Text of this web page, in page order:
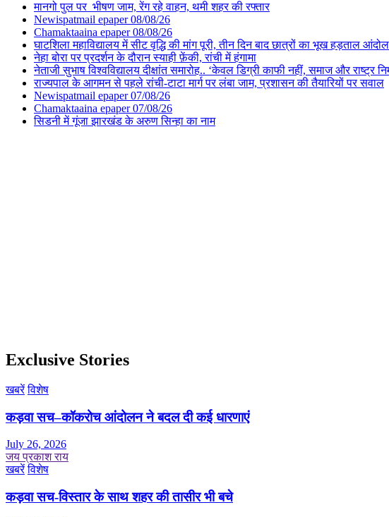
मानगो पुल पर भीषण जाम, रेंग रहे वाहन, थमी शहर की रफ्तार
Newispatmail epaper 08/08/26
Chamaktaaina epaper 08/08/26
घाटशिला महाविद्यालय में सीट वृद्धि की मांग पूरी, तीन दिन बाद छात्रों का भूख हड़ताल
नेहा बोरा पर प्रदर्शन के दौरान स्याही फ़ेंकी, रांची में हंगामा
नेताजी सुभाष विश्वविद्यालय दीक्षांत समारोह.. ‘केवल डिग्री काफी नहीं, समाज और राष्ट्र
राज्यपाल के आगमन से पहले रांची-टाटा मार्ग पर लंबा जाम, प्रशासन की तैयारियों पर सवाल
Newispatmail epaper 07/08/26
Chamaktaaina epaper 07/08/26
सिडनी में गूंजा झारखंड के अरुण सिन्हा का नाम
Exclusive Stories
खबरें विशेष
कड़वा सच–कॉकरोच आंदोलन ने बदल दी कई धारणाएं
July 26, 2026
जय प्रकाश राय
खबरें विशेष
कड़वा सच-विस्तार के साथ शहर की तासीर भी बचे